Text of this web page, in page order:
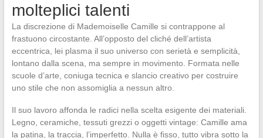
molteplici talenti
La discrezione di Mademoiselle Camille si contrappone al
frastuono circostante. All’opposto del cliché dell’artista
eccentrica, lei plasma il suo universo con serietà e semplicità,
lontano dalla scena, ma sempre in movimento. Formata nelle
scuole d’arte, coniuga tecnica e slancio creativo per costruire
uno stile che non assomiglia a nessun altro.
Il suo lavoro affonda le radici nella scelta esigente dei materiali.
Legno, ceramiche, tessuti grezzi o oggetti vintage: Camille ama
la patina, la traccia, l’imperfetto. Nulla è fisso, tutto vibra sotto la